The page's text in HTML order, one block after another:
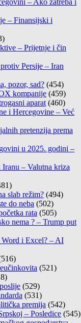
– Finansijski i
– Prijetnje i čin
Persije – Iran
pozor, sad? (454)
kompanije (459)
aparat (460)
i Hercegovine – Već
pretenzija prema
u 2025. godini –
– Valutna kriza
slab režim? (494)
do neba (502)
rata (505)
nema ? – Trump put
i Excel? – AI
(521)
(529)
(531)
premija (542)
– Posledice (545)